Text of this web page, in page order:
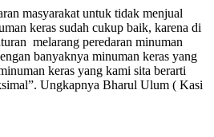
masyarakat untuk tidak menjual
keras sudah cukup baik, karena di
melarang peredaran minuman
banyaknya minuman keras yang
keras yang kami sita berarti
Ungkapnya Bharul Ulum ( Kasi